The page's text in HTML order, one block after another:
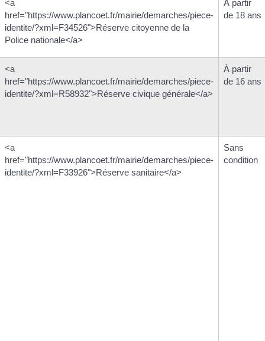
<a
href="https://www.plancoet.fr/mairie/demarches/piece-
identite/?xml=F34526">Réserve citoyenne de la
Police nationale</a>
À partir
de 18 ans
<a
href="https://www.plancoet.fr/mairie/demarches/piece-
identite/?xml=R58932">Réserve civique générale</a>
À partir
de 16 ans
<a
href="https://www.plancoet.fr/mairie/demarches/piece-
identite/?xml=F33926">Réserve sanitaire</a>
Sans
condition